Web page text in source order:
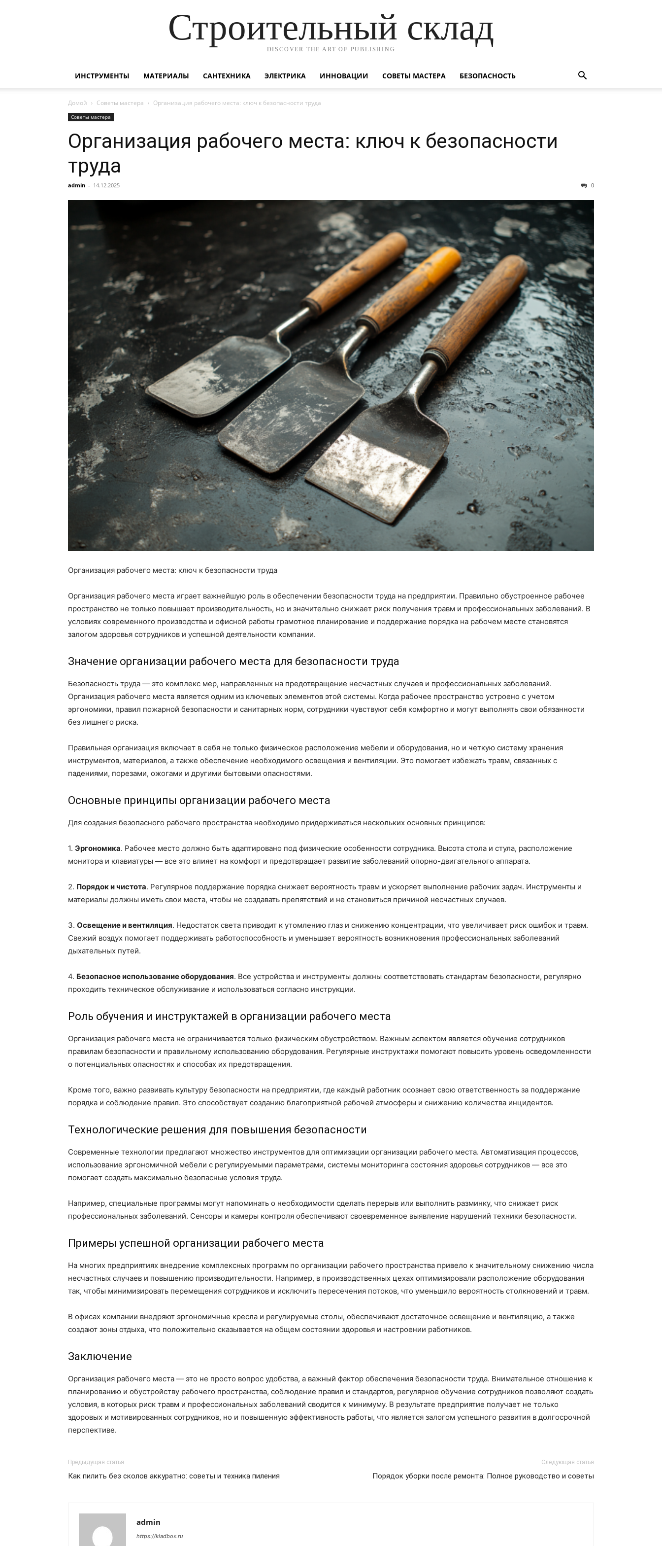
Строительный склад
DISCOVER THE ART OF PUBLISHING
ИНСТРУМЕНТЫ МАТЕРИАЛЫ САНТЕХНИКА ЭЛЕКТРИКА ИННОВАЦИИ СОВЕТЫ МАСТЕРА БЕЗОПАСНОСТЬ
Домой Советы мастера Организация рабочего места: ключ к безопасности труда
Советы мастера
Организация рабочего места: ключ к безопасности
труда
admin - 14.12.2025 0
Организация рабочего места: ключ к безопасности труда
Организация рабочего места играет важнейшую роль в обеспечении безопасности труда на предприятии. Правильно обустроенное рабочее
пространство не только повышает производительность, но и значительно снижает риск получения травм и профессиональных заболеваний. В
условиях современного производства и офисной работы грамотное планирование и поддержание порядка на рабочем месте становятся
залогом здоровья сотрудников и успешной деятельности компании.
Значение организации рабочего места для безопасности труда
Безопасность труда — это комплекс мер, направленных на предотвращение несчастных случаев и профессиональных заболеваний.
Организация рабочего места является одним из ключевых элементов этой системы. Когда рабочее пространство устроено с учетом
эргономики, правил пожарной безопасности и санитарных норм, сотрудники чувствуют себя комфортно и могут выполнять свои обязанности
без лишнего риска.
Правильная организация включает в себя не только физическое расположение мебели и оборудования, но и четкую систему хранения
инструментов, материалов, а также обеспечение необходимого освещения и вентиляции. Это помогает избежать травм, связанных с
падениями, порезами, ожогами и другими бытовыми опасностями.
Основные принципы организации рабочего места
Для создания безопасного рабочего пространства необходимо придерживаться нескольких основных принципов:
1. Эргономика. Рабочее место должно быть адаптировано под физические особенности сотрудника. Высота стола и стула, расположение
монитора и клавиатуры — все это влияет на комфорт и предотвращает развитие заболеваний опорно-двигательного аппарата.
2. Порядок и чистота. Регулярное поддержание порядка снижает вероятность травм и ускоряет выполнение рабочих задач. Инструменты и
материалы должны иметь свои места, чтобы не создавать препятствий и не становиться причиной несчастных случаев.
3. Освещение и вентиляция. Недостаток света приводит к утомлению глаз и снижению концентрации, что увеличивает риск ошибок и травм.
Свежий воздух помогает поддерживать работоспособность и уменьшает вероятность возникновения профессиональных заболеваний
дыхательных путей.
4. Безопасное использование оборудования. Все устройства и инструменты должны соответствовать стандартам безопасности, регулярно
проходить техническое обслуживание и использоваться согласно инструкции.
Роль обучения и инструктажей в организации рабочего места
Организация рабочего места не ограничивается только физическим обустройством. Важным аспектом является обучение сотрудников
правилам безопасности и правильному использованию оборудования. Регулярные инструктажи помогают повысить уровень осведомленности
о потенциальных опасностях и способах их предотвращения.
Кроме того, важно развивать культуру безопасности на предприятии, где каждый работник осознает свою ответственность за поддержание
порядка и соблюдение правил. Это способствует созданию благоприятной рабочей атмосферы и снижению количества инцидентов.
Технологические решения для повышения безопасности
Современные технологии предлагают множество инструментов для оптимизации организации рабочего места. Автоматизация процессов,
использование эргономичной мебели с регулируемыми параметрами, системы мониторинга состояния здоровья сотрудников — все это
помогает создать максимально безопасные условия труда.
Например, специальные программы могут напоминать о необходимости сделать перерыв или выполнить разминку, что снижает риск
профессиональных заболеваний. Сенсоры и камеры контроля обеспечивают своевременное выявление нарушений техники безопасности.
Примеры успешной организации рабочего места
На многих предприятиях внедрение комплексных программ по организации рабочего пространства привело к значительному снижению числа
несчастных случаев и повышению производительности. Например, в производственных цехах оптимизировали расположение оборудования
так, чтобы минимизировать перемещения сотрудников и исключить пересечения потоков, что уменьшило вероятность столкновений и травм.
В офисах компании внедряют эргономичные кресла и регулируемые столы, обеспечивают достаточное освещение и вентиляцию, а также
создают зоны отдыха, что положительно сказывается на общем состоянии здоровья и настроении работников.
Заключение
Организация рабочего места — это не просто вопрос удобства, а важный фактор обеспечения безопасности труда. Внимательное отношение к
планированию и обустройству рабочего пространства, соблюдение правил и стандартов, регулярное обучение сотрудников позволяют создать
условия, в которых риск травм и профессиональных заболеваний сводится к минимуму. В результате предприятие получает не только
здоровых и мотивированных сотрудников, но и повышенную эффективность работы, что является залогом успешного развития в долгосрочной
перспективе.
Предыдущая статья
Как пилить без сколов аккуратно: советы и техника пиления
Следующая статья
Порядок уборки после ремонта: Полное руководство и советы
admin
https://kladbox.ru